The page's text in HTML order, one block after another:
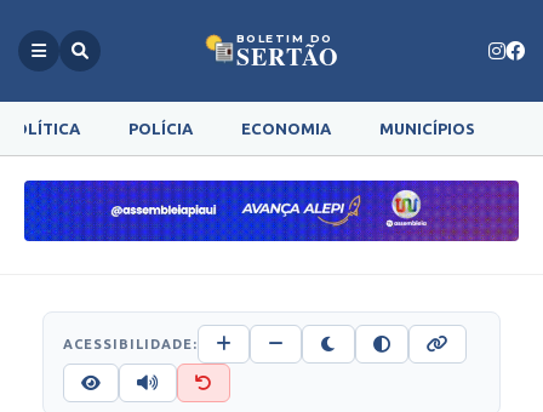
BOLETIM DO
SERTÃO
POLÍTICA POLÍCIA ECONOMIA MUNICÍPIOS
ACESSIBILIDADE: